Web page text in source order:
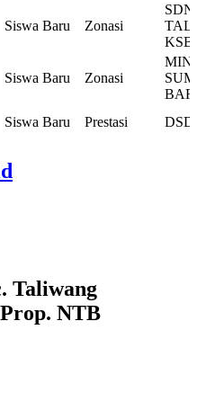
Siswa Baru Zonasi
SDN
KSB
Siswa Baru Zonasi
Siswa Baru Prestasi
Taliwang
NTB